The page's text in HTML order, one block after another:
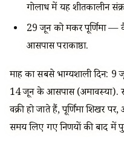
गोलार्ध में यह शीतकालीन
29 जून को मकर पूर्णिमा —
आसपास पराकाष्ठा.
माह का सबसे भाग्यशाली दिन: 9
14 जून के आसपास (अमावस्या).
वक्री हो जाते हैं, पूर्णिमा शिखर
समय लिए गए निर्णयों की बाद में